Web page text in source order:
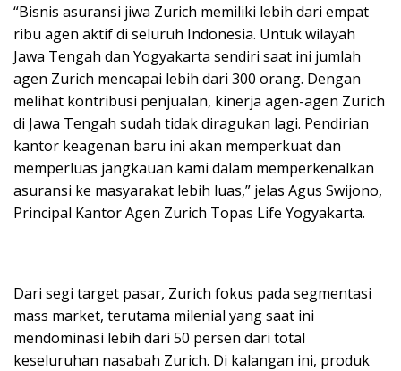
“Bisnis asuransi jiwa Zurich memiliki lebih dari empat
ribu agen aktif di seluruh Indonesia. Untuk wilayah
Jawa Tengah dan Yogyakarta sendiri saat ini jumlah
agen Zurich mencapai lebih dari 300 orang. Dengan
melihat kontribusi penjualan, kinerja agen-agen Zurich
di Jawa Tengah sudah tidak diragukan lagi. Pendirian
kantor keagenan baru ini akan memperkuat dan
memperluas jangkauan kami dalam memperkenalkan
asuransi ke masyarakat lebih luas,” jelas Agus Swijono,
Principal Kantor Agen Zurich Topas Life Yogyakarta.
Dari segi target pasar, Zurich fokus pada segmentasi
mass market, terutama milenial yang saat ini
mendominasi lebih dari 50 persen dari total
keseluruhan nasabah Zurich. Di kalangan ini, produk